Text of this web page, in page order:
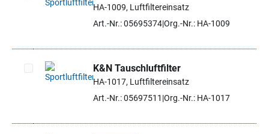
Artikel auswählen
HA-1009, Luftfiltereinsatz
Art.-Nr.: 05695374Org.-Nr.: HA-1009
Artikel auswählen
K&N Tauschluftfilter
HA-1017, Luftfiltereinsatz
Art.-Nr.: 05697511 Org.-Nr.: HA-1017